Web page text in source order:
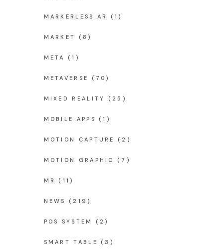
MARKERLESS AR (1)
MARKET (8)
META (1)
METAVERSE (70)
MIXED REALITY (25)
MOBILE APPS (1)
MOTION CAPTURE (2)
MOTION GRAPHIC (7)
MR (11)
NEWS (219)
POS SYSTEM (2)
SMART TABLE (3)